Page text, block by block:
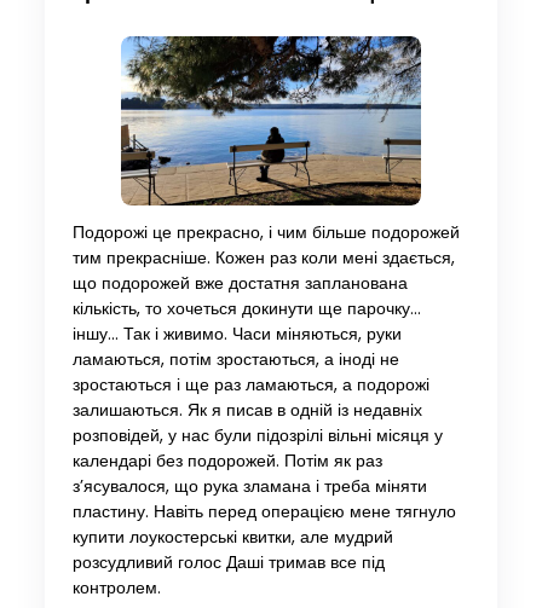
Подорожі це прекрасно, і чим більше подорожей
тим прекрасніше. Кожен раз коли мені здається,
що подорожей вже достатня запланована
кількість, то хочеться докинути ще парочку…
іншу… Так і живимо. Часи міняються, руки
ламаються, потім зростаються, а іноді не
зростаються і ще раз ламаються, а подорожі
залишаються. Як я писав в одній із недавніх
розповідей, у нас були підозрілі вільні місяця у
календарі без подорожей. Потім як раз
з’ясувалося, що рука зламана і треба міняти
пластину. Навіть перед операцією мене тягнуло
купити лоукостерські квитки, але мудрий
розсудливий голос Даші тримав все під
контролем.